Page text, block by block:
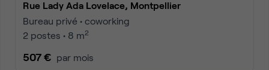
Rue Lady Ada Lovelace, Montpellier
Bureau privé • coworking
2 postes • 8 m2
507 € par mois